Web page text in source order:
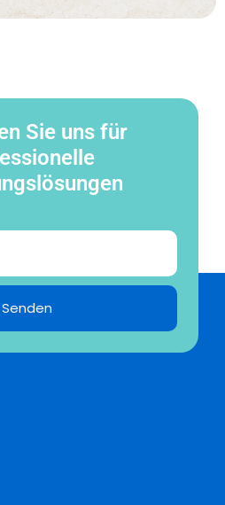
Sie uns für
Senden